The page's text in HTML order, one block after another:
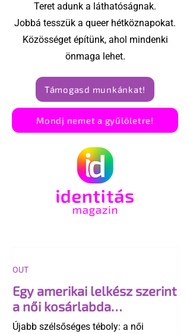
Teret adunk a láthatóságnak.
Jobbá tesszük a queer hétköznapokat.
Közösséget építünk, ahol mindenki
önmaga lehet.
Támogasd munkánkat!
Mondj nemet a gyűlöletre!
Egy amerikai lelkész szerint
a női kosárlabda
transzneműséghez vezet
Újabb szélsőséges téboly: a női
OUT